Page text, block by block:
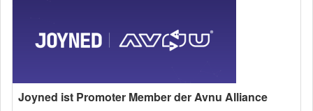
Joyned ist Promoter Member der Avnu Alliance